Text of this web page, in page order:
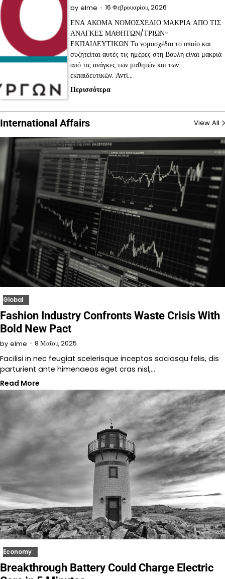
by elme 16 Φεβρουαρίου, 2026
ΕΝΑ ΑΚΟΜΑ ΝΟΜΟΣΧΕΔΙΟ ΜΑΚΡΙΑ ΑΠΟ ΤΙΣ
ΑΝΑΓΚΕΣ ΜΑΘΗΤΩΝ/ΤΡΙΩΝ-
ΕΚΠΑΙΔΕΥΤΙΚΩΝ Το νομοσχέδιο το οποίο και
συζητείται αυτές τις ημέρες στη Βουλή είναι μακριά
από τις ανάγκες των μαθητών και των
εκπαιδευτικών. Αντί…
Περισσότερα
International Affairs View All
Global
Fashion Industry Confronts Waste Crisis With
Bold New Pact
by elme 8 Μαΐου, 2025
Facilisi in nec feugiat scelerisque inceptos sociosqu felis, dis
parturient ante himenaeos eget cras nisl,…
Read More
Economy
Breakthrough Battery Could Charge Electric